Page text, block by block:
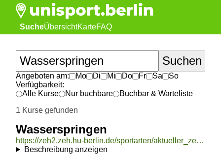
SucheÜbersichtKarteFAQ
Angeboten am: Mo Di Mi Do Fr Sa
So
Verfügbarkeit:
Alle Kurse
Nur buchbare
Buchbar & Warteliste
1 Kurse gefunden
Wasserspringen
https://zeh2.zeh.hu-berlin.de/sportarten/aktueller_zeitraum/_Wasserspringen.html
Beschreibung anzeigen